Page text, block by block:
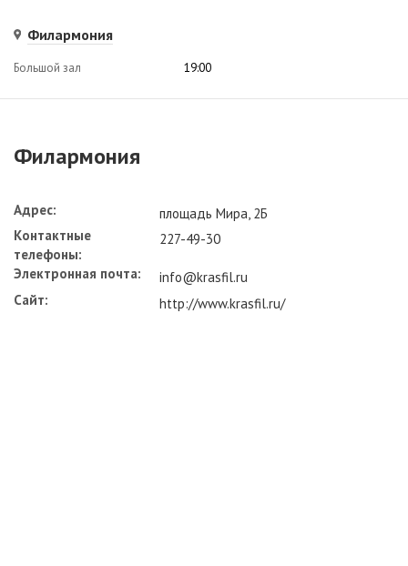
Филармония
Большой зал 19:00
Филармония
Адрес:
площадь Мира, 2Б
Контактные
телефоны:
227-49-30
Электронная почта:
info@krasfil.ru
Сайт:
http://www.krasfil.ru/